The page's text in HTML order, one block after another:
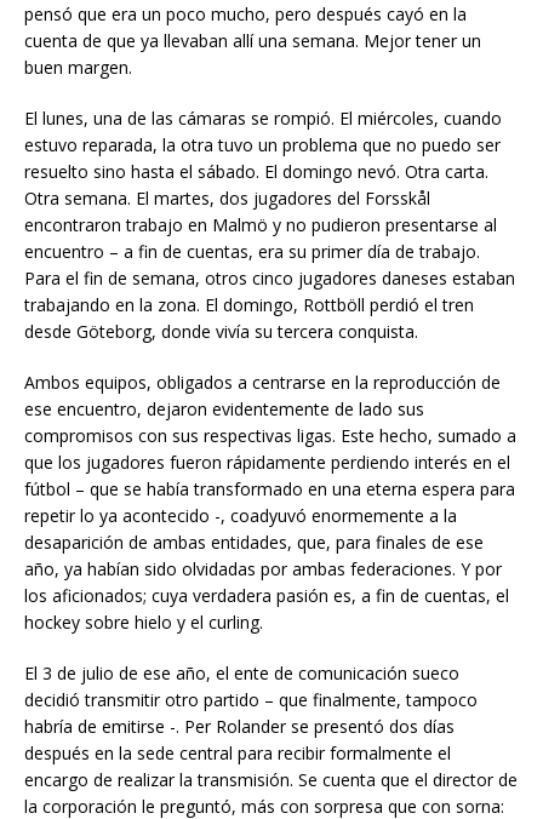
pensó que era un poco mucho, pero después cayó en la
cuenta de que ya llevaban allí una semana. Mejor tener un
buen margen.
El lunes, una de las cámaras se rompió. El miércoles, cuando
estuvo reparada, la otra tuvo un problema que no puedo ser
resuelto sino hasta el sábado. El domingo nevó. Otra carta.
Otra semana. El martes, dos jugadores del Forsskål
encontraron trabajo en Malmö y no pudieron presentarse al
encuentro – a fin de cuentas, era su primer día de trabajo.
Para el fin de semana, otros cinco jugadores daneses estaban
trabajando en la zona. El domingo, Rottböll perdió el tren
desde Göteborg, donde vivía su tercera conquista.
Ambos equipos, obligados a centrarse en la reproducción de
ese encuentro, dejaron evidentemente de lado sus
compromisos con sus respectivas ligas. Este hecho, sumado a
que los jugadores fueron rápidamente perdiendo interés en el
fútbol – que se había transformado en una eterna espera para
repetir lo ya acontecido -, coadyuvó enormemente a la
desaparición de ambas entidades, que, para finales de ese
año, ya habían sido olvidadas por ambas federaciones. Y por
los aficionados; cuya verdadera pasión es, a fin de cuentas, el
hockey sobre hielo y el curling.
El 3 de julio de ese año, el ente de comunicación sueco
decidió transmitir otro partido – que finalmente, tampoco
habría de emitirse -. Per Rolander se presentó dos días
después en la sede central para recibir formalmente el
encargo de realizar la transmisión. Se cuenta que el director de
la corporación le preguntó, más con sorpresa que con sorna: